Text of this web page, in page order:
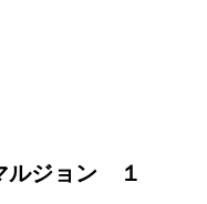
ルジョン １